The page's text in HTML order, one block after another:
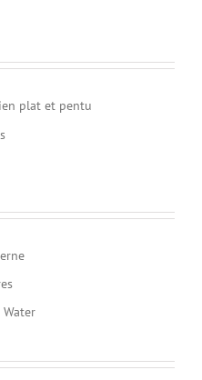
plat et pentu